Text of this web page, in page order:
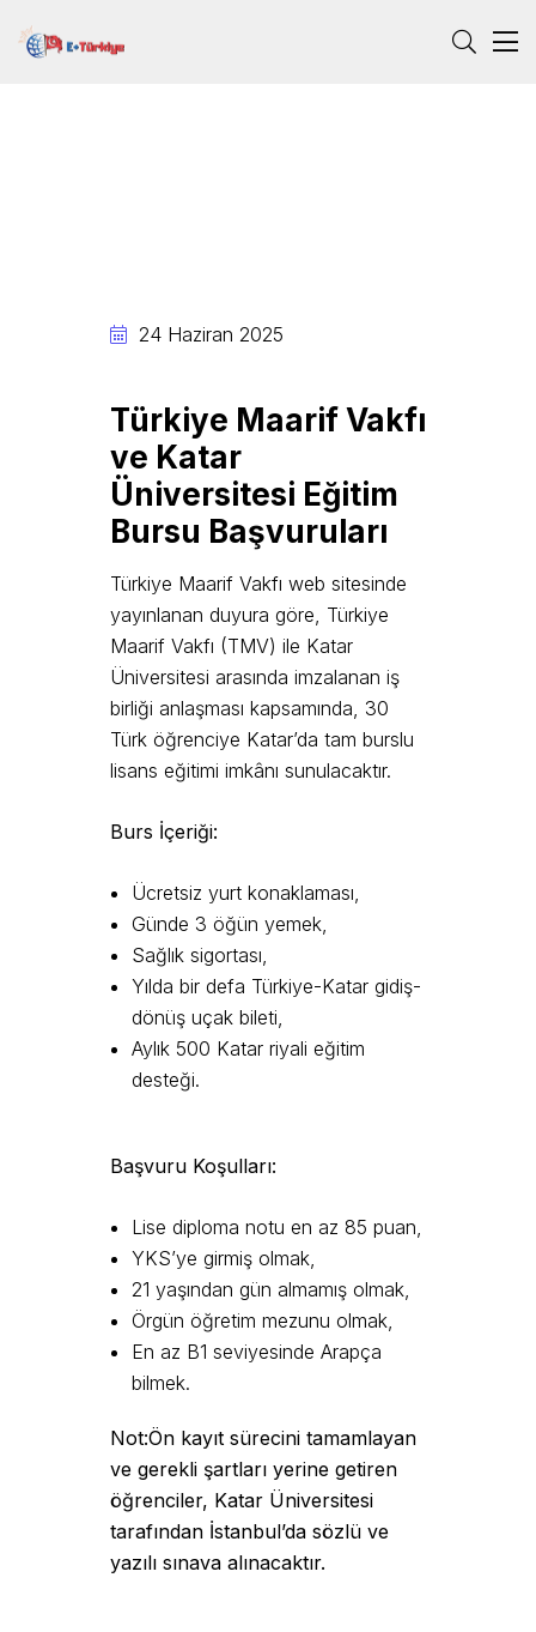
24 Haziran 2025
Türkiye Maarif Vakfı
ve Katar
Üniversitesi Eğitim
Bursu Başvuruları
Türkiye Maarif Vakfı web sitesinde
yayınlanan duyura göre, Türkiye
Maarif Vakfı (TMV) ile Katar
Üniversitesi arasında imzalanan iş
birliği anlaşması kapsamında, 30
Türk öğrenciye Katar’da tam burslu
lisans eğitimi imkânı sunulacaktır.
Burs İçeriği:
Ücretsiz yurt konaklaması,
Günde 3 öğün yemek,
Sağlık sigortası,
Yılda bir defa Türkiye-Katar gidiş-
dönüş uçak bileti,
Aylık 500 Katar riyali eğitim
desteği.
Başvuru Koşulları:
Lise diploma notu en az 85 puan,
YKS’ye girmiş olmak,
21 yaşından gün almamış olmak,
Örgün öğretim mezunu olmak,
En az B1 seviyesinde Arapça
bilmek.
Not:Ön kayıt sürecini tamamlayan
ve gerekli şartları yerine getiren
öğrenciler, Katar Üniversitesi
tarafından İstanbul’da sözlü ve
yazılı sınava alınacaktır.